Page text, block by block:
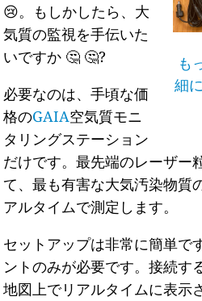
も
細
😢。もしかしたら、大
気質の監視を手伝いた
いですか 🤔 🤔?
必要なのは、手頃な価
格のGAIA空気質モニ
タリングステーション
だけです。最先端のレーザー
て、最も有害な大気汚染物質
アルタイムで測定します。
セットアップは非常に簡単で
ントのみが必要です。接続す
地図上でリアルタイムに表示